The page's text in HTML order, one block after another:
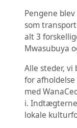
Pengene
som
alt 3
Mwasubuya
Alle steder,
for afholdelse
med
i.
lokale